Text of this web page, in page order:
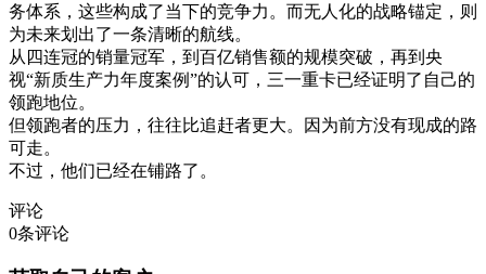
务体系，这些构成了当下的竞争力。而无人化的战略锚定，则
为未来划出了一条清晰的航线。
从四连冠的销量冠军，到百亿销售额的规模突破，再到央
视“新质生产力年度案例”的认可，三一重卡已经证明了自己的
领跑地位。
但领跑者的压力，往往比追赶者更大。因为前方没有现成的路
可走。
不过，他们已经在铺路了。
评论
0条评论